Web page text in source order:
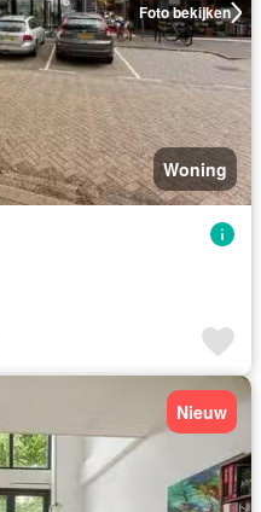
Foto bekijken
Woning
Nieuw